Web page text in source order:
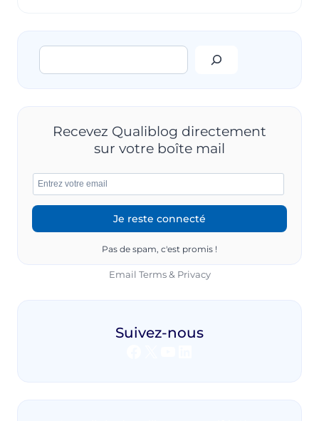
À
PARIS
Rechercher
Recevez Qualiblog directement
sur votre boîte mail
Pas de spam, c'est promis !
Email Terms& Privacy
Suivez-nous